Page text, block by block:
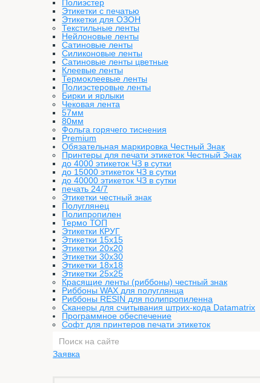
Полиэстер
Этикетки с печатью
Этикетки для ОЗОН
Текстильные ленты
Нейлоновые ленты
Сатиновые ленты
Силиконовые ленты
Сатиновые ленты цветные
Клеевые ленты
Термоклеевые ленты
Полиэстеровые ленты
Бирки и ярлыки
Чековая лента
57мм
80мм
Фольга горячего тиснения
Premium
Обязательная маркировка Честный Знак
Принтеры для печати этикеток Честный Знак
до 4000 этикеток ЧЗ в сутки
до 15000 этикеток ЧЗ в сутки
до 40000 этикеток ЧЗ в сутки
печать 24/7
Этикетки честный знак
Полуглянец
Полипропилен
Термо ТОП
Этикетки КРУГ
Этикетки 15х15
Этикетки 20х20
Этикетки 30х30
Этикетки 18х18
Этикетки 25х25
Красящие ленты (риббоны) честный знак
Риббоны WAX для полуглянца
Риббоны RESIN для полипропиленна
Сканеры для считывания штрих-кода Datamatrix
Программное обеспечение
Софт для принтеров печати этикеток
Заявка